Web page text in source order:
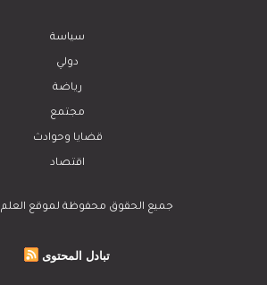
سياسة
دولي
رياضة
مجتمع
قضايا وحوادث
اقتصاد
© 2023 جميع الحقوق محفوظة لموقع العلم
تبادل المحتوى